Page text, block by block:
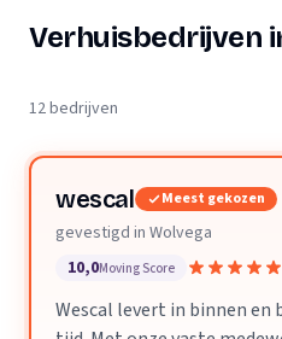
Verhuisbedrijven
12 bedrijven
wescal Meest gekozen
gevestigd in Wolvega
10,0Moving Score
Wescal levert in binnen